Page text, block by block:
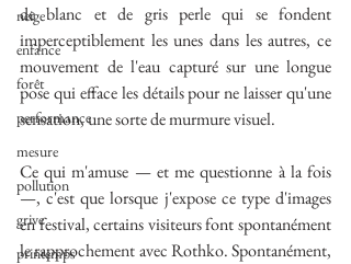
neige
enfance
forêt
performance
mesure
pollution
grive
printemps
de blanc et de gris perle qui se fondent
imperceptiblement les unes dans les autres, ce
mouvement de l'eau capturé sur une longue
pose qui efface les détails pour ne laisser qu'une
sensation, une sorte de murmure visuel.
Ce qui m'amuse — et me questionne à la fois
—, c'est que lorsque j'expose ce type d'images
en festival, certains visiteurs font spontanément
le rapprochement avec Rothko. Spontanément,